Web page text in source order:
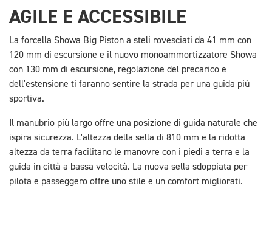
AGILE E ACCESSIBILE
La forcella Showa Big Piston a steli rovesciati da 41 mm con
120 mm di escursione e il nuovo monoammortizzatore Showa
con 130 mm di escursione, regolazione del precarico e
dell'estensione ti faranno sentire la strada per una guida più
sportiva.
Il manubrio più largo offre una posizione di guida naturale che
ispira sicurezza. L'altezza della sella di 810 mm e la ridotta
altezza da terra facilitano le manovre con i piedi a terra e la
guida in città a bassa velocità. La nuova sella sdoppiata per
pilota e passeggero offre uno stile e un comfort migliorati.